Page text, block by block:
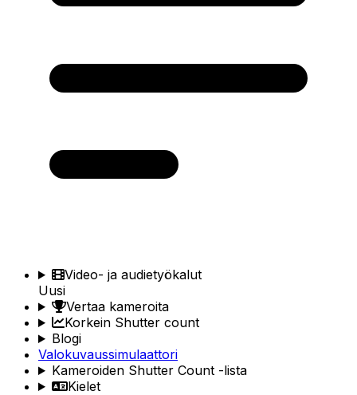
Video- ja audietyökalut
Uusi
Vertaa kameroita
Korkein Shutter count
Blogi
Valokuvaussimulaattori
Kameroiden Shutter Count -lista
Kielet